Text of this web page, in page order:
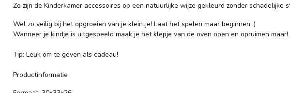
Zo zijn de Kinderkamer accessoires op een natuurlijke wijze gekleurd zonder schadelijke
Wel zo veilig bij het opgroeien van je kleintje! Laat het spelen maar beginnen :)
Wanneer je kindje is uitgespeeld maak je het klepje van de oven open en opruimen maar!
Tip: Leuk om te geven als cadeau!
Productinformatie